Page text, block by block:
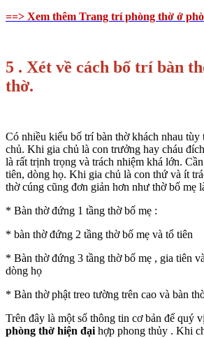
==> Xem thêm Trang trí phòng thờ ở
5 . Xét về cách bố trí bàn
thờ.
Có nhiều kiểu bố trí bàn thờ khách nhau tùy
chủ. Khi gia chủ là con trưởng hay cháu
là rất trịnh trọng và trách nhiệm khá lớn.
tiên, dòng họ. Khi gia chủ là con thứ và ít
thờ cúng cũng đơn giản hơn như thờ bố mẹ
* Bàn thờ đứng 1 tầng thờ bố mẹ :
* bàn thờ đứng 2 tầng thờ bố mẹ và tổ tiên
* Bàn thờ đứng 3 tầng thờ bố mẹ , gia tiên
dòng họ
* Bàn thờ phật treo tường trên cao và bàn
Trên đây là một số thông tin cơ bản để quý
phòng thờ hiện đại hợp phong thủy . Khi